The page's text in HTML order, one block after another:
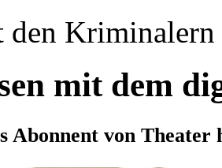
den Kriminalern
mit dem
Abonnent von Theater